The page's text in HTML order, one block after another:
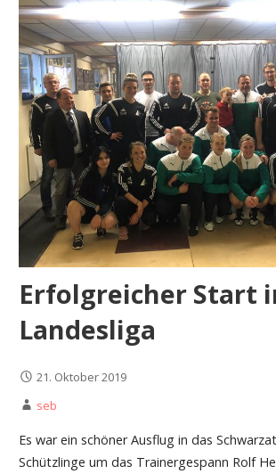
Erfolgreicher Start
Landesliga
21. Oktober 2019
seb
Es war ein schöner Ausflug in das
Schützlinge um das Trainergespann Rolf